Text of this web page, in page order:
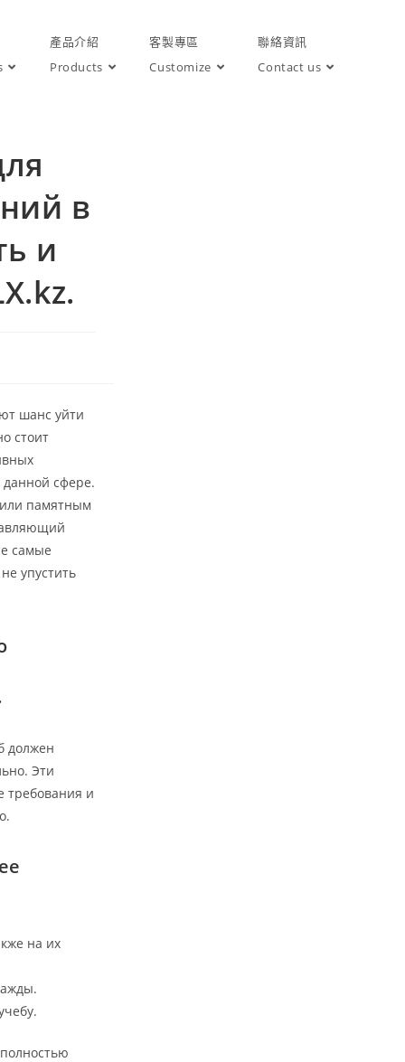
產品介紹
Products
客製專區
Customize
聯絡資訊
Contact us
в
и
шанс уйти
стоит
данной сфере.
памятным
самые
упустить
должен
Эти
требования и
на их